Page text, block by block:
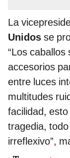
La
Unidos se
“Los
accesorios
entre luces
multitudes
facilidad,
tragedia,
irreflexivo”,